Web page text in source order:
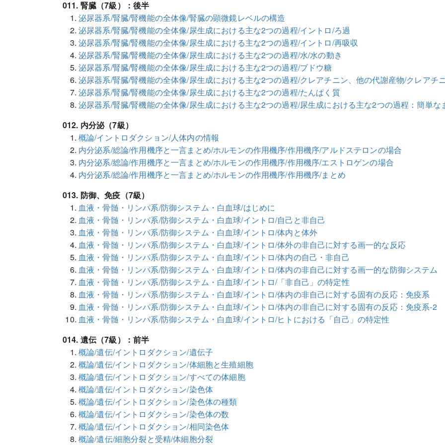
011. 腎臓（7級）：後半
泌尿器系/腎臓/腎機能の全体像/腎臓の顕微鏡レベルの構造
泌尿器系/腎臓/腎機能の全体像/尿生成における主な2つの過程/イントロ/ろ過
泌尿器系/腎臓/腎機能の全体像/尿生成における主な2つの過程/イントロ/再吸収
泌尿器系/腎臓/腎機能の全体像/尿生成における主な2つの過程/水/水の動き
泌尿器系/腎臓/腎機能の全体像/尿生成における主な2つの過程/ブドウ糖
泌尿器系/腎臓/腎機能の全体像/尿生成における主な2つの過程/クレアチニン、他の代謝産物/クレアチ
泌尿器系/腎臓/腎機能の全体像/尿生成における主な2つの過程/たんぱく質
泌尿器系/腎臓/腎機能の全体像/尿生成における主な2つの過程/尿生成における主な2つの過程：簡単な
012. 内分泌（7級）
概論/イントロダクション/人体内の情報
内分泌系/総論/作用機序と一言まとめ/ホルモンの作用機序/作用機序/アルドステロンの場合
内分泌系/総論/作用機序と一言まとめ/ホルモンの作用機序/作用機序/エストロゲンの場合
内分泌系/総論/作用機序と一言まとめ/ホルモンの作用機序/作用機序/まとめ
013. 防御、免疫（7級）
血液・骨髄・リンパ系/防御システム・白血球/はじめに
血液・骨髄・リンパ系/防御システム・白血球/イントロ/自己と非自己
血液・骨髄・リンパ系/防御システム・白血球/イントロ/体内と体外
血液・骨髄・リンパ系/防御システム・白血球/イントロ/体外の非自己に対する画一的な反応
血液・骨髄・リンパ系/防御システム・白血球/イントロ/体内の自己・非自己
血液・骨髄・リンパ系/防御システム・白血球/イントロ/体内の非自己に対する画一的な防御システム
血液・骨髄・リンパ系/防御システム・白血球/イントロ/「非自己」の特定性
血液・骨髄・リンパ系/防御システム・白血球/イントロ/体内の非自己に対する固有の反応：免疫系
血液・骨髄・リンパ系/防御システム・白血球/イントロ/体内の非自己に対する固有の反応：免疫系-2
血液・骨髄・リンパ系/防御システム・白血球/イントロ/ヒトにおける「自己」の特定性
014. 遺伝（7級）：前半
概論/遺伝/イントロダクション/遺伝子
概論/遺伝/イントロダクション/体細胞と生殖細胞
概論/遺伝/イントロダクション/すべての体細胞
概論/遺伝/イントロダクション/染色体
概論/遺伝/イントロダクション/染色体の種類
概論/遺伝/イントロダクション/染色体の数
概論/遺伝/イントロダクション/相同染色体
概論/遺伝/細胞分裂と受精/体細胞分裂